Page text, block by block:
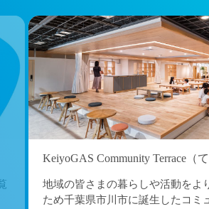
KeiyoGAS Community Terrace（て
地域の皆さまの暮らしや活動をよ
ため千葉県市川市に誕生したコミ